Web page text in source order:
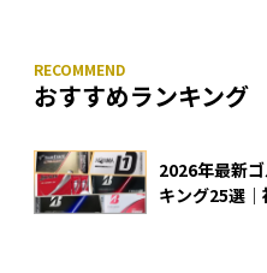
おすすめランキング
2026年最新
キング25選